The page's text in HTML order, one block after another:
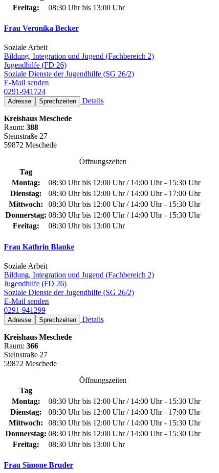
Freitag:
08:30 Uhr bis 13:00 Uhr
Frau Veronika Becker
Soziale Arbeit
Bildung, Integration und Jugend (Fachbereich 2)
Jugendhilfe (FD 26)
Soziale Dienste der Jugendhilfe (SG 26/2)
E-Mail senden
0291-941724
Adresse Sprechzeiten Details
Kreishaus Meschede
Raum: 388
Steinstraße 27
59872 Meschede
Öffnungszeiten
Tag
Montag:
08:30 Uhr bis 12:00 Uhr / 14:00 Uhr - 15:30 Uhr
Dienstag:
08:30 Uhr bis 12:00 Uhr / 14:00 Uhr - 17:00 Uhr
Mittwoch:
08:30 Uhr bis 12:00 Uhr / 14:00 Uhr - 15:30 Uhr
Donnerstag: 08:30 Uhr bis 12:00 Uhr / 14:00 Uhr - 15:30 Uhr
Freitag:
08:30 Uhr bis 13:00 Uhr
Frau Kathrin Blanke
Soziale Arbeit
Bildung, Integration und Jugend (Fachbereich 2)
Jugendhilfe (FD 26)
Soziale Dienste der Jugendhilfe (SG 26/2)
E-Mail senden
0291-941299
Adresse Sprechzeiten Details
Kreishaus Meschede
Raum: 366
Steinstraße 27
59872 Meschede
Öffnungszeiten
Tag
Montag:
08:30 Uhr bis 12:00 Uhr / 14:00 Uhr - 15:30 Uhr
Dienstag:
08:30 Uhr bis 12:00 Uhr / 14:00 Uhr - 17:00 Uhr
Mittwoch:
08:30 Uhr bis 12:00 Uhr / 14:00 Uhr - 15:30 Uhr
Donnerstag: 08:30 Uhr bis 12:00 Uhr / 14:00 Uhr - 15:30 Uhr
Freitag:
08:30 Uhr bis 13:00 Uhr
Frau Simone Bruder